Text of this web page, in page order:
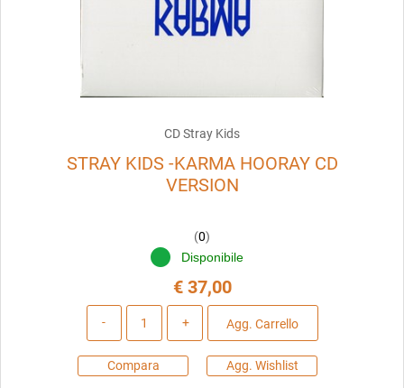
CD Stray Kids
STRAY KIDS -KARMA HOORAY CD
VERSION
(0)
Disponibile
€ 37,00
Agg. Carrello
Compara Agg. Wishlist